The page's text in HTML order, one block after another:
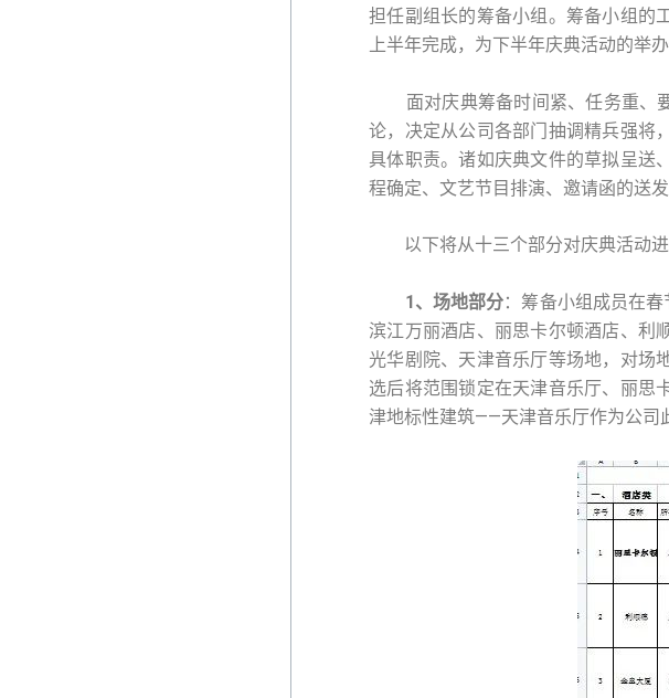
担任副组长的筹备小组。筹备小组的
上半年完成，为下半年庆典活动的举
面对庆典筹备时间紧、任务重、要
论，决定从公司各部门抽调精兵强将
具体职责。诸如庆典文件的草拟呈送
程确定、文艺节目排演、邀请函的送
以下将从十三个部分对庆典活动进
1、场地部分：筹备小组成员在
滨江万丽酒店、丽思卡尔顿酒店、利
光华剧院、天津音乐厅等场地，对场
选后将范围锁定在天津音乐厅、丽思
津地标性建筑——天津音乐厅作为公司